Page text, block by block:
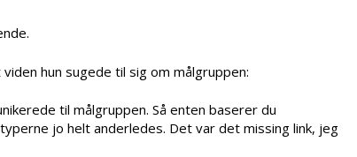
hun sugede til sig om målgruppen:
til målgruppen. Så enten baserer du
jo helt anderledes. Det var det missing link, jeg